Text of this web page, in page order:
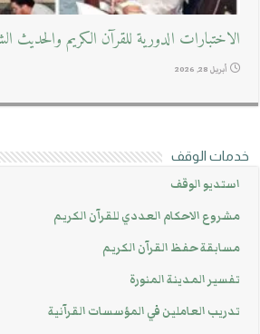
الاختبارات الدورية للقرآن الكريم والحديث
أبريل 28, 2026
خدمات الوقف
استديو الوقف
مشروع الاحكام العددي للقرآن الكريم
مسابقة حفظ القرآن الكريم
تفسير المدينة المنورة
تدريب العاملين في المؤسسات القرآنية